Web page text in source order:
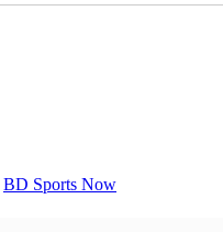
BD Sports Now